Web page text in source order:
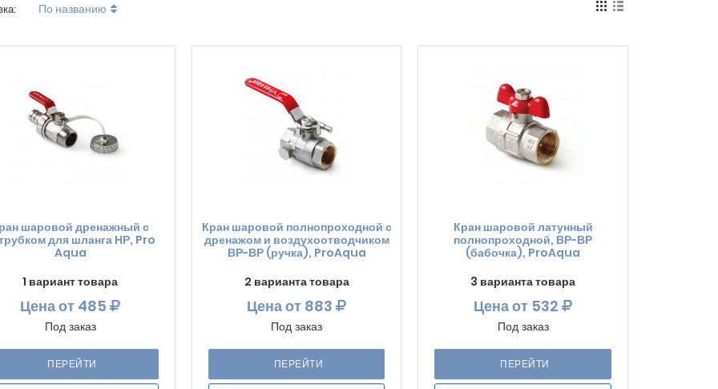
По названию
шаровой дренажный с
для шланга НР, Pro
Aqua
1 вариант товара
Ценаот 485
Под заказ
ПЕРЕЙТИ
Кран шаровой полнопроходной с
дренажом и воздухоотводчиком
ВР-ВР (ручка), ProAqua
2 варианта товара
Ценаот 883
Под заказ
ПЕРЕЙТИ
Кран шаровой латунный
полнопроходной, ВР-ВР
(бабочка), ProAqua
3 варианта товара
Ценаот 532
Под заказ
ПЕРЕЙТИ